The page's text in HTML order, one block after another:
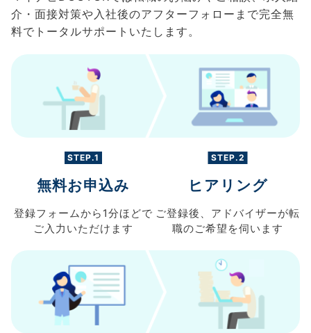
介・面接対策や入社後のアフターフォローまで完全無
料でトータルサポートいたします。
STEP.1
無料お申込み
登録フォームから 1分ほどで
ご入力 いただけます
STEP.2
ヒアリング
ご登録後、 アドバイザーが転
職のご希望を伺います